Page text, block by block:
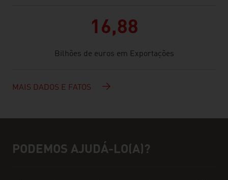
16,88
Bilhões de euros em Exportações
MAIS DADOS E FATOS
Ajuda e pessoa de contato
PODEMOS AJUDÁ-LO(A)?